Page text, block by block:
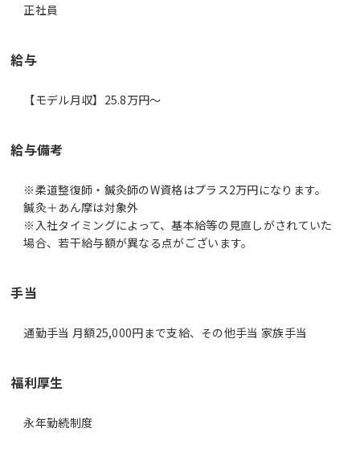
正社員
給与
【モデル月収】25.8万円〜
給与備考
※柔道整復師・鍼灸師のW資格はプラス2万円になります。
鍼灸＋あん摩は対象外
※入社タイミングによって、基本給等の見直しがされていた
場合、若干給与額が異なる点がございます。
手当
通勤手当 月額25,000円まで支給、その他手当 家族手当
福利厚生
永年勤続制度